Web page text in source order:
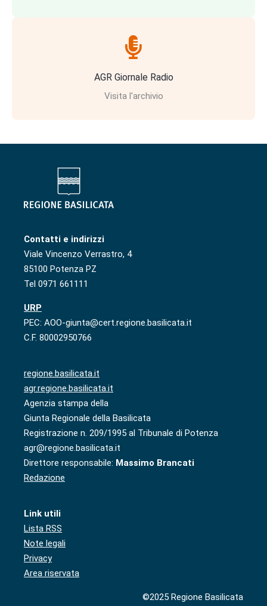
AGR Giornale Radio
Visita l'archivio
Contatti e indirizzi
Viale Vincenzo Verrastro, 4
85100 Potenza PZ
Tel 0971 661111
URP
PEC: AOO-giunta@cert.regione.basilicata.it
C.F. 80002950766
regione.basilicata.it
agr.regione.basilicata.it
Agenzia stampa della
Giunta Regionale della Basilicata
Registrazione n. 209/1995 al Tribunale di Potenza
agr@regione.basilicata.it
Direttore responsabile: Massimo Brancati
Redazione
Link utili
Lista RSS
Note legali
Privacy
Area riservata
©2025 Regione Basilicata